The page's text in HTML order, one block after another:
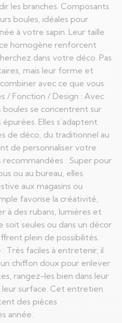
les branches. Composants
boules, idéales pour
à votre sapin. Leur taille
homogène renforcent
dans votre déco. Pas
mais leur forme et
avec ce que vous
/ Fonction / Design : Avec
boules se concentrent sur
Elles s’adaptent
de déco, du traditionnel au
de personnaliser votre
recommandées : Super pour
ou au bureau, elles
aux magasins ou
favorise la créativité,
à des rubans, lumières et
soit seules ou dans un décor
plein de possibilités.
Très faciles à entretenir, il
chiffon doux pour enlever
rangez-les bien dans leur
surface. Cet entretien
des pièces
année.